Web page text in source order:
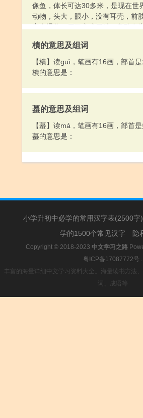
像鱼，体长可达30多米，是现在世
动物，头大，眼小，没有耳壳，前
完全退化，尾巴变成尾鳍，鼻孔在
樻的意思及组词
【樻】读guì，笔画有16画，部首是
樻的意思是：
蟇的意思及组词
【蟇】读má，笔画有16画，部首是
蟇的意思是：
小学升初中必学的常用汉字表(2500字)
学的1500个常见汉字
隐
Copyright © 2018-2023 中文学习之路
粤ICP备17087772号 .
丰富的海量详细中文学习资料大全。海量读书方法
词、成语等